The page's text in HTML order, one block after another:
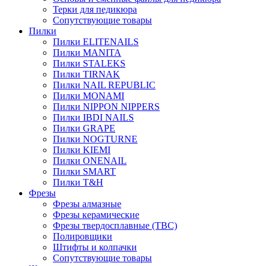
Терки для педикюра
Сопутствующие товары
Пилки
Пилки ELITENAILS
Пилки MANITA
Пилки STALEKS
Пилки TIRNAK
Пилки NAIL REPUBLIC
Пилки MONAMI
Пилки NIPPON NIPPERS
Пилки IBDI NAILS
Пилки GRAPE
Пилки NOGTURNE
Пилки KIEMI
Пилки ONENAIL
Пилки SMART
Пилки T&H
Фрезы
Фрезы алмазные
Фрезы керамические
Фрезы твердосплавные (ТВС)
Полировщики
Штифты и колпачки
Сопутствующие товары